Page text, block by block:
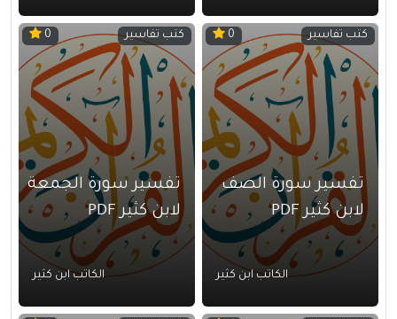
كتب تفاسير 0
تفسير سورة الصف
لابن كثير PDF
الكاتب ابن كثير
كتب تفاسير 0
تفسير سورة الجمعة
لابن كثير PDF
الكاتب ابن كثير